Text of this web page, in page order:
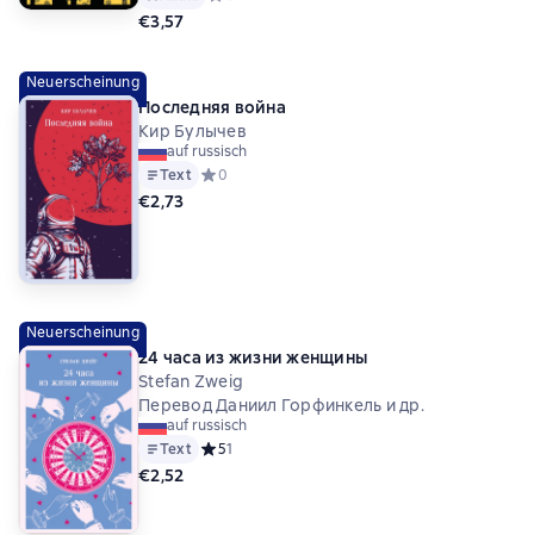
€3,57
Neuerscheinung
Последняя война
Кир Булычев
auf russisch
Text Средний рейтинг 0 на основе 0 оценок
0
€2,73
Neuerscheinung
24 часа из жизни женщины
Stefan Zweig
Перевод Даниил Горфинкель и др.
auf russisch
Text Средний рейтинг 5 на основе 1 оценок
51
€2,52